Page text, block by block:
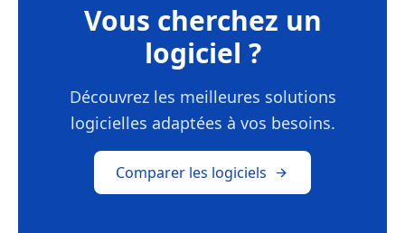
Vous cherchez un
logiciel ?
Découvrez les meilleures solutions
logicielles adaptées à vos besoins.
Comparer les logiciels